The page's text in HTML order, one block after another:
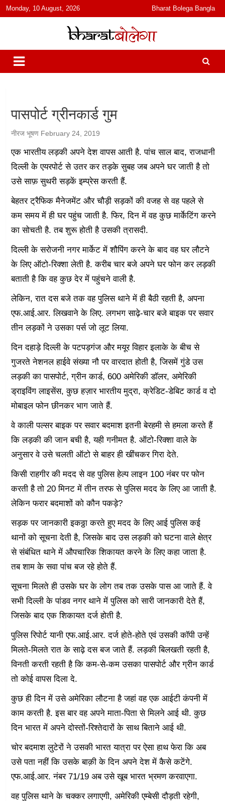
content
Monday, 10 August, 2026 Bharat Bolega Bangla
भारत बोलेगा
हिंदी में समाचार, विचार, ऑडियो, वीडियो और फ़ीचर. भारत बोलेगा हिंदी न्यूज़ वेबसाइट
India: News, Views, Info, Trends & Podcast I जानकारी भी समझदारी भी
और पॉडकास्ट
पासपोर्ट ग्रीनकार्ड गुम
नीरज भूषण February 24, 2019
एक भारतीय लड़की अपने देश वापस आती है. पांच साल बाद, राजधानी
दिल्ली के एयरपोर्ट से उतर कर तड़के सुबह जब अपने घर जाती है तो
उसे साफ़ सुथरी सड़कें इम्प्रेस करती हैं.
बेहतर ट्रैफिक मैनेजमेंट और चौड़ी सड़कों की वजह से वह पहले से
कम समय में ही घर पहुंच जाती है. फिर, दिन में वह कुछ मार्केटिंग करने
का सोचती है. तब शुरू होती है उसकी त्रासदी.
दिल्ली के सरोजनी नगर मार्केट में शौपिंग करने के बाद वह घर लौटने
के लिए ऑटो-रिक्शा लेती है. करीब चार बजे अपने घर फोन कर लड़की
बताती है कि वह कुछ देर में पहुंचने वाली है.
लेकिन, रात दस बजे तक वह पुलिस थाने में ही बैठी रहती है, अपना
एफ.आई.आर. लिखवाने के लिए. लगभग साढ़े-चार बजे बाइक पर सवार
तीन लड़कों ने उसका पर्स जो लूट लिया.
दिन दहाड़े दिल्ली के पटपड़गंज और मयूर विहार इलाके के बीच से
गुजरते नेशनल हाईवे संख्या नौ पर वारदात होती है, जिसमें गुंडे उस
लड़की का पासपोर्ट, ग्रीन कार्ड, 600 अमेरिकी डॉलर, अमेरिकी
ड्राइविंग लाइसेंस, कुछ हज़ार भारतीय मुद्रा, क्रेडिट-डेबिट कार्ड व दो
मोबाइल फोन छीनकर भाग जाते हैं.
वे काली पल्सर बाइक पर सवार बदमाश इतनी बेरहमी से हमला करते हैं
कि लड़की की जान बची है, यही गनीमत है. ऑटो-रिक्शा वाले के
अनुसार वे उसे चलती ऑटो से बाहर ही खींचकर गिरा देते.
किसी राहगीर की मदद से वह पुलिस हेल्प लाइन 100 नंबर पर फोन
करती है तो 20 मिनट में तीन तरफ से पुलिस मदद के लिए आ जाती है.
लेकिन फरार बदमाशों को कौन पकड़े?
सड़क पर जानकारी इकठ्ठा करते हुए मदद के लिए आई पुलिस कई
थानों को सूचना देती है, जिसके बाद उस लड़की को घटना वाले क्षेत्र
से संबंधित थाने में औपचारिक शिकायत करने के लिए कहा जाता है.
तब शाम के सवा पांच बज रहे होते हैं.
सूचना मिलते ही उसके घर के लोग तब तक उसके पास आ जाते हैं. वे
सभी दिल्ली के पांडव नगर थाने में पुलिस को सारी जानकारी देते हैं,
जिसके बाद एक शिकायत दर्ज होती है.
पुलिस रिपोर्ट यानी एफ.आई.आर. दर्ज होते-होते एवं उसकी कॉपी उन्हें
मिलते-मिलते रात के साढ़े दस बज जाते हैं. लड़की बिलखती रहती है,
विनती करती रहती है कि कम-से-कम उसका पासपोर्ट और ग्रीन कार्ड
तो कोई वापस दिला दे.
कुछ ही दिन में उसे अमेरिका लौटना है जहां वह एक आईटी कंपनी में
काम करती है. इस बार वह अपने माता-पिता से मिलने आई थी. कुछ
दिन भारत में अपने दोस्तों-रिश्तेदारों के साथ बिताने आई थी.
चोर बदमाश लुटेरों ने उसकी भारत यात्रा पर ऐसा हाथ फेरा कि अब
उसे पता नहीं कि उसके बाक़ी के दिन अपने देश में कैसे कटेंगे.
एफ.आई.आर. नंबर 71/19 अब उसे खूब भारत भ्रमण करवाएगा.
वह पुलिस थाने के चक्कर लगाएगी, अमेरिकी एम्बेसी दौड़ती रहेगी,